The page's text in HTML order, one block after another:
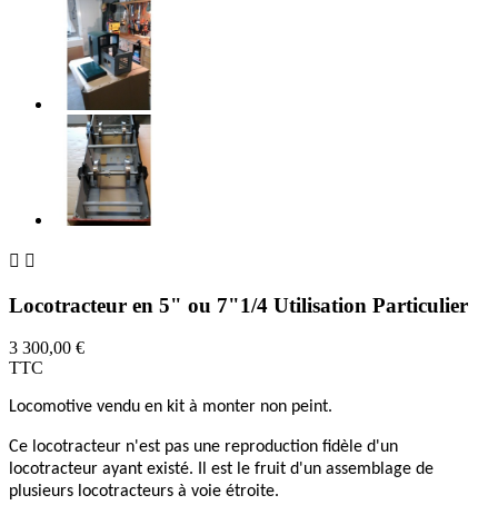
 
Locotracteur en 5" ou 7"1/4 Utilisation Particulier
3 300,00 €
TTC
Locomotive vendu en kit à monter non peint.
Ce locotracteur n'est pas une reproduction fidèle d'un
locotracteur ayant existé. Il est le fruit d'un assemblage de
plusieurs locotracteurs à voie étroite.